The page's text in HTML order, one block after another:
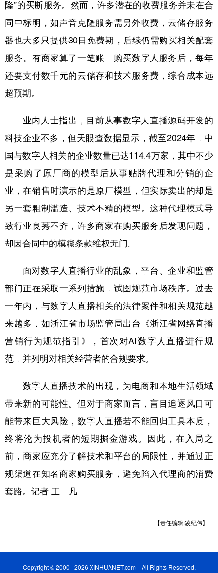
隆”的买断服务。然而，许多潜在的收费服务并未在合
同中标明，如声音克隆服务需另外收费，云储存服务
器也大多只提供30日免费期，后续仍需购买相关配套
服务。有商家算了一笔账：购买数字人服务后，每年
还要支付数千元的云储存和技术服务费，综合成本远
超预期。
业内人士指出，目前从事数字人直播源码开发的
科技企业不多，但天眼查数据显示，截至2024年，中
国与数字人相关的企业数量已达114.4万家，其中不少
是采购了原厂商的模型后从事贴牌代理和分销的企
业，在销售时演示的是原厂模型，但实际卖出的却是
另一套粗制滥造、技术不精的模型。这种代理模式导
致行业良莠不齐，许多商家在购买服务后发现问题，
却因合同中的模糊条款维权无门。
面对数字人直播行业的乱象，平台、企业和监管
部门正在采取一系列措施，试图规范市场秩序。过去
一年内，与数字人直播相关的法律案件和相关规范越
来越多，如浙江省市场监管局出台《浙江省网络直播
营销行为规范指引》，首次对AI数字人直播进行规
范，并列明对相关经营者的合规要求。
数字人直播技术的出现，为电商和本地生活领域
带来新的可能性。但对于商家而言，盲目追逐风口可
能带来巨大风险，数字人直播若不能回归工具本质，
终将沦为投机者的短期掘金游戏。因此，在入局之
前，商家应充分了解技术和平台的局限性，并通过正
规渠道在知名商家购买服务，避免陷入代理商的消费
套路。记者 王一凡
【责任编辑:凌纪伟】
Copyright © 2000 - 2026 XINHUANET.com All Rights Reserved.